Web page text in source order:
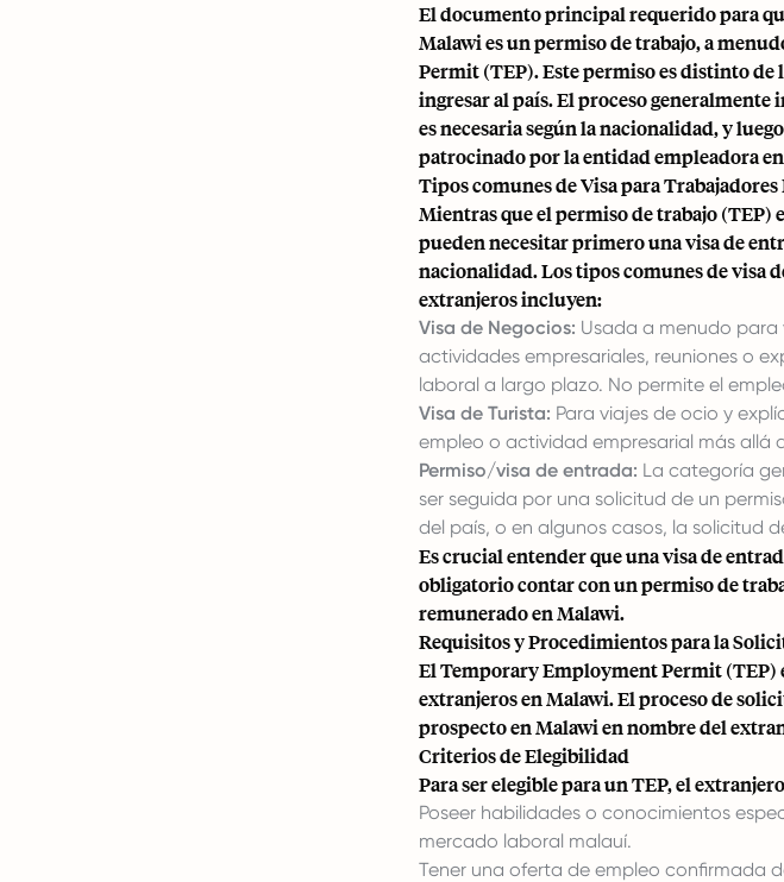
El documento principal requerido para
Malawi es un permiso de trabajo, a
Permit (TEP). Este permiso es distinto de
ingresar al país. El proceso
es necesaria según la nacionalidad, y
patrocinado por la entidad empleadora
Tipos comunes de Visa para
Mientras que el permiso de trabajo (TEP)
pueden necesitar primero una visa de
nacionalidad. Los tipos comunes de visa
extranjeros incluyen:
Visa de Negocios: Usada a menudo
actividades empresariales, reuniones o
laboral a largo plazo. No permite el
Visa de Turista: Para viajes de ocio y
empleo o actividad empresarial más allá
Permiso/visa de entrada: La categoría
ser seguida por una solicitud de un
del país, o en algunos casos, la solicitud
Es crucial entender que una visa de
obligatorio contar con un permiso de
remunerado en Malawi.
Requisitos y Procedimientos para la
El Temporary Employment Permit (TEP)
extranjeros en Malawi. El proceso de
prospecto en Malawi en nombre del
Criterios de Elegibilidad
Para ser elegible para un TEP, el
Poseer habilidades o conocimientos
mercado laboral malauí.
Tener una oferta de empleo confirmada